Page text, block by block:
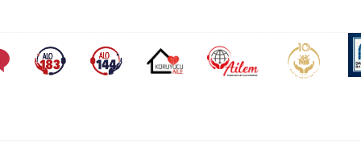
Sıkça Sorulan SorularAlo 183 (yeni sekmede açılır)Alo 144 (yeni sekmede açılır)Koruyucu Aile (yeni sekmede açılır)
AİLEM İletişim Aile ve